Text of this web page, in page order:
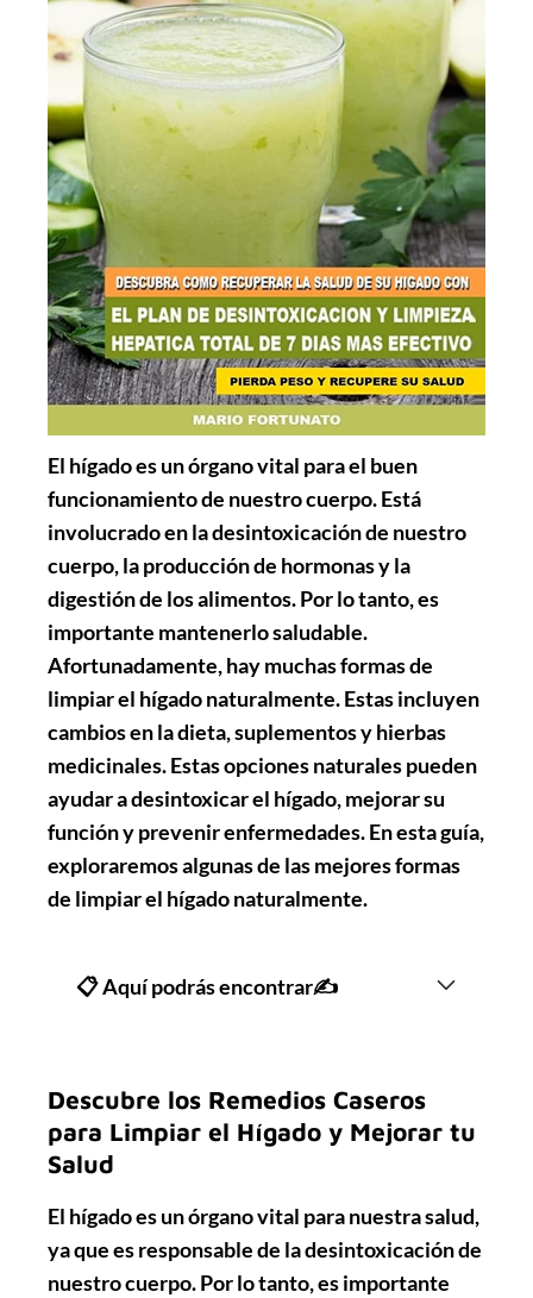
El hígado es un órgano vital para el buen
funcionamiento de nuestro cuerpo. Está
involucrado en la desintoxicación de nuestro
cuerpo, la producción de hormonas y la
digestión de los alimentos. Por lo tanto, es
importante mantenerlo saludable.
Afortunadamente, hay muchas formas de
limpiar el hígado naturalmente. Estas incluyen
cambios en la dieta, suplementos y hierbas
medicinales. Estas opciones naturales pueden
ayudar a desintoxicar el hígado, mejorar su
función y prevenir enfermedades. En esta guía,
exploraremos algunas de las mejores formas
de limpiar el hígado naturalmente.
📋 Aquí podrás encontrar✍
Descubre los Remedios Caseros
para Limpiar el Hígado y Mejorar tu
Salud
El hígado es un órgano vital para nuestra salud,
ya que es responsable de la desintoxicación de
nuestro cuerpo. Por lo tanto, es importante